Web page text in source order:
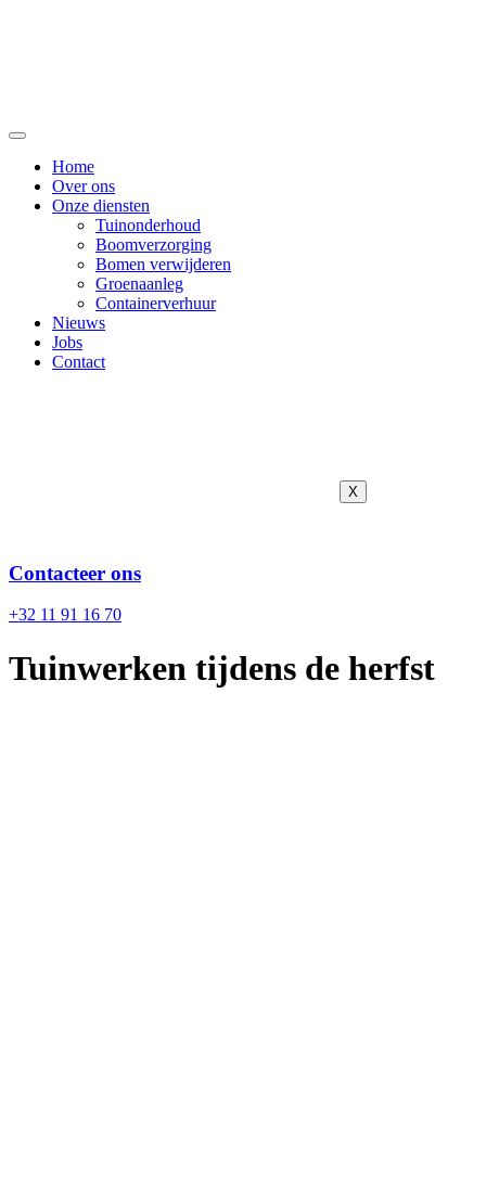
Home
Over ons
Onze diensten
Tuinonderhoud
Boomverzorging
Bomen verwijderen
Groenaanleg
Containerverhuur
Nieuws
Jobs
Contact
X
Contacteer ons
+32 11 91 16 70
Tuinwerken tijdens de herfst